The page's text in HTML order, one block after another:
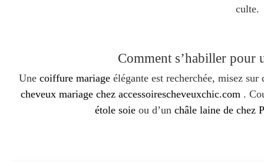
culte.
Comment s’habiller pour
Une coiffure mariageélégante est recherchée, misez
cheveux mariage chez accessoirescheveuxchic.com .
étole soieou d’un châle laine de chez